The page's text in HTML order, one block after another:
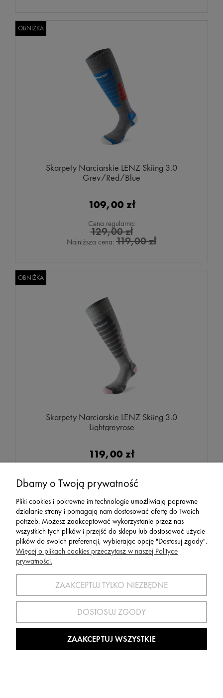
Skarpety Narciarskie LENZ Skiing 3.0
Grey/Red/Blue
109,00 zł
Cena regularna:
129,00 zł
Najniższa cena: 119,00 zł
OBNIŻKA
Skarpety Narciarskie LENZ Skiing 3.0
Lightgreyrose
119,00 zł
129,00 zł
Najniższa cena: 129,00 zł
OBNIŻKA
OBNIŻKA
Dbamy o Twoją prywatność
Pliki cookies i pokrewne im technologie umożliwiają poprawne
działanie strony i pomagają nam dostosować ofertę do Twoich
potrzeb. Możesz zaakceptować wykorzystanie przez nas
wszystkich tych plików i przejść do sklepu lub dostosować użycie
plików do swoich preferencji, wybierając opcję "Dostosuj zgody".
Więcej o plikach cookies przeczytasz w naszej Polityce
prywatności.
ZAAKCEPTUJ TYLKO NIEZBĘDNE
DOSTOSUJ ZGODY
ZAAKCEPTUJ WSZYSTKIE